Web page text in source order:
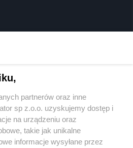
partnerów oraz inne
sp z.o.o. uzyskujemy dostęp i
na urządzeniu oraz
takie jak unikalne
informacje wysyłane przez